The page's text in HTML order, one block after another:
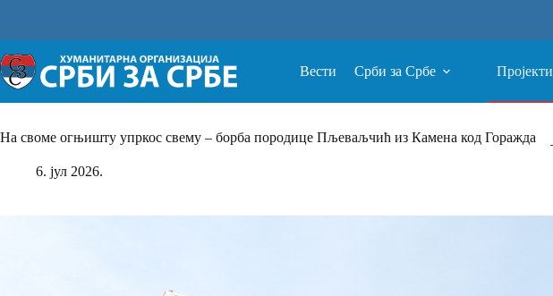
Вести Срби за Србе Пројекти
На своме огњишту упркос свему – борба породице Пљеваљчић из Камена код Горажда
6. јул 2026.